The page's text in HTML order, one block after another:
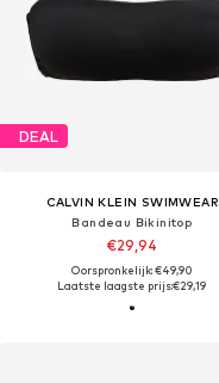
DEAL
CALVIN KLEIN SWIMWEAR
Bandeau Bikinitop
€29,94
Oorspronkelijk: €49,90
Laatste laagste prijs:€29,19